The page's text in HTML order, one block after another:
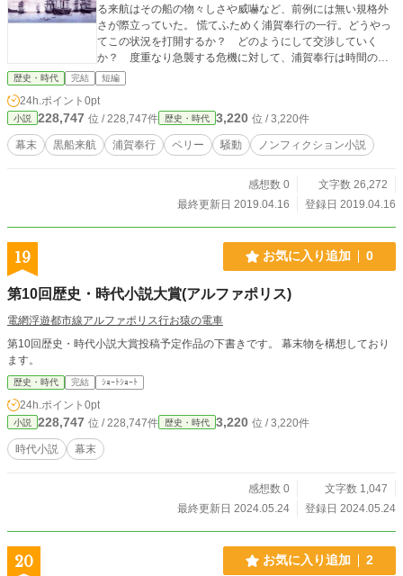
る来航はその船の物々しさや威嚇など、前例には無い規格外
さが際立っていた。 慌てふためく浦賀奉行の一行。どうやっ
てこの状況を打開するか？ どのようにして交渉していく
か？ 度重なり急襲する危機に対して、浦賀奉行は時間の猶
予も無いまま対応する事を迫られる。そして、その交渉役全
般を一任されたのは浦賀奉行の与力である香山栄左衛門(かや
まえいざえもん)。 香山はその身をもってして黒船連中との交
渉に奮闘するも、なかなか埒が明かず苦戦を強いられる。さ
らに寝耳に水と思っていた黒船来航だったのだが、黒船側か
らは今回の訪問は既に通達してあった事だと言う。 まさか幕
香山はそう思う一方で怪訝な気持ちも捨て切れない。 そし
て、事実、浦賀奉行の上層部や幕府の方では実は事前予告が
香山にとっては、その隠蔽はひどい裏切りに感じた。だが、
一方でやはり一人の与力として、ここまでやって来た黒船と
の交渉を辞めるわけにはいかない、と使命感を燃やし最後ま
で忠実に任務をこなす。 黒船来航における史実を通して、異
国間の文化観や渉外観の違い。そして、一人の男が一つの仕
マに描いたペリー襲来のもう一つの物語。
歴史・時代 完結 短編
24h.ポイント 0pt
小説 228,747 位 / 228,747件 歴史・時代 3,220 位 / 3,220件
幕末 黒船来航 浦賀奉行 ペリー 騒動 ノンフィクション小説
感想数 0
文字数 26,272
最終更新日 2019.04.16
登録日 2019.04.16
19 お気に入り追加 0
第10回歴史・時代小説大賞(アルファポリス)
電網浮遊都市線アルファポリス行お猿の電車
第10回歴史・時代小説大賞投稿予定作品の下書きです。 幕末物を構想しており
ます。
歴史・時代 完結 ｼｮｰﾄｼｮｰﾄ
24h.ポイント 0pt
小説 228,747 位 / 228,747件 歴史・時代 3,220 位 / 3,220件
時代小説 幕末
感想数 0
文字数 1,047
最終更新日 2024.05.24
登録日 2024.05.24
20 お気に入り追加 2